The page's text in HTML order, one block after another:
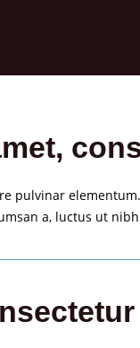
pulvinar
a, luctus ut